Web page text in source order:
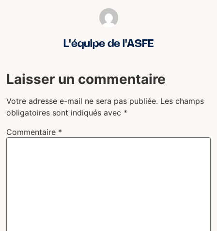
L'équipe de l'ASFE
Laisser un commentaire
Votre adresse e-mail ne sera pas publiée. Les champs
obligatoires sont indiqués avec *
Commentaire *